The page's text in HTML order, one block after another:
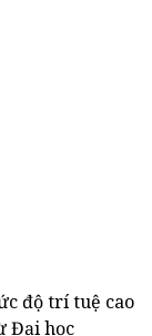
độ trí tuệ cao
Đại học